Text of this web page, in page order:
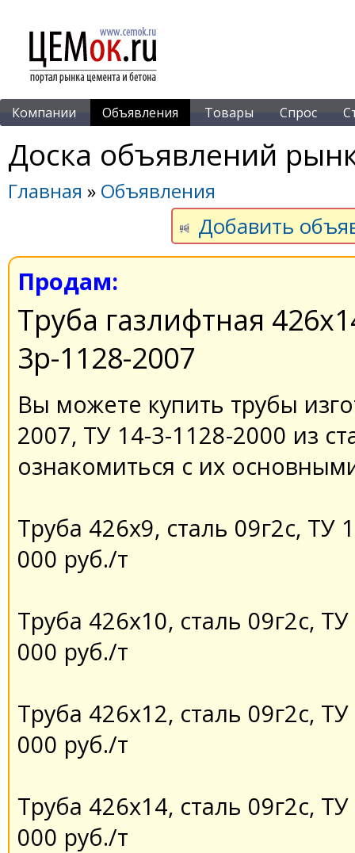
Компании Объявления Товары Спрос
Доска объявлений
Главная » Объявления
Добавить
Продам:
Труба газлифтная
3р-1128-2007
Вы можете купить трубы
2007, ТУ 14-3-1128-2000 из
ознакомиться с их
Труба 426х9, сталь 09г2с, ТУ
000 руб./т
Труба 426х10, сталь 09г2с,
000 руб./т
Труба 426х12, сталь 09г2с,
000 руб./т
Труба 426х14, сталь 09г2с,
000 руб./т